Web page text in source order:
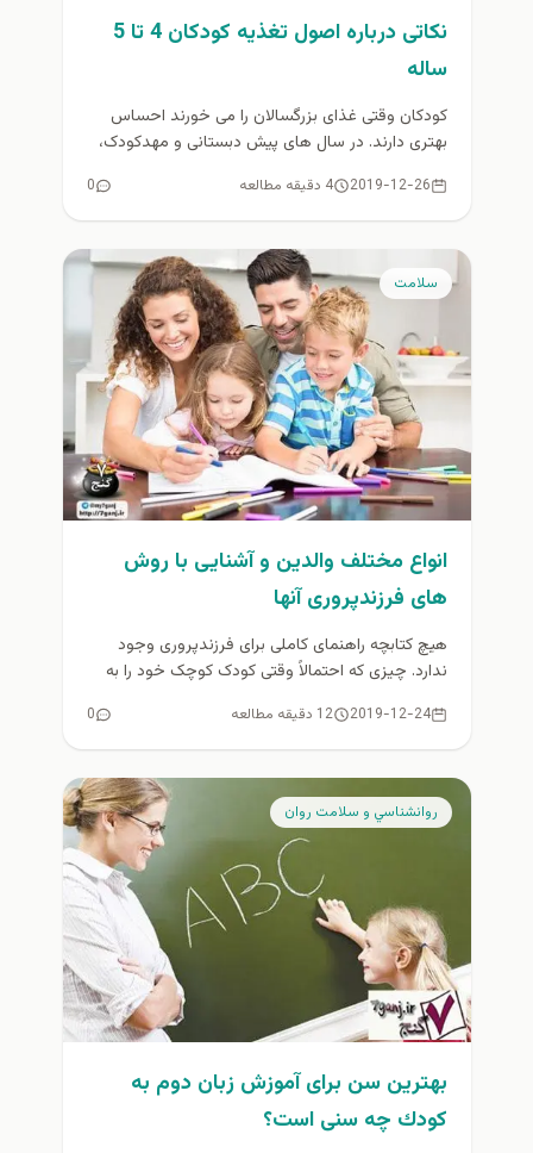
نکاتی درباره اصول تغذیه کودکان 4 تا 5
ساله
کودکان وقتی غذای بزرگسالان را می خورند احساس
بهتری دارند. در سال های پیش دبستانی و مهدکودک،
2019-12-26 4 دقیقه مطالعه 0
سلامت
انواع مختلف والدین و آشنایی با روش
های فرزندپروری آنها
هیچ کتابچه راهنمای کاملی برای فرزندپروری وجود
ندارد. چیزی که احتمالاً وقتی کودک کوچک خود را به
2019-12-24 12 دقیقه مطالعه 0
روانشناسي و سلامت روان
بهترین سن برای آموزش زبان دوم به
كودك چه سنی است؟